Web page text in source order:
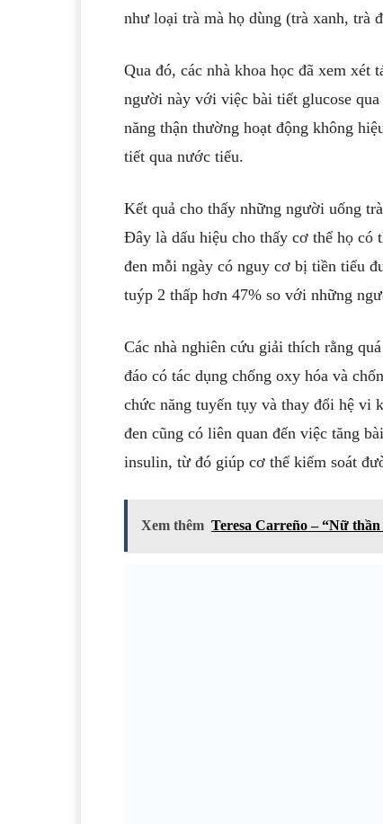
người này với việc bài tiết glucose
năng thận thường hoạt động không
Đây là dấu hiệu cho thấy cơ thể họ có
đen mỗi ngày có nguy cơ bị tiền tiểu
tuýp 2 thấp hơn 47% so với những
đáo có tác dụng chống oxy hóa và
chức năng tuyến tụy và thay đổi hệ vi
đen cũng có liên quan đến việc tăng
insulin, từ đó giúp cơ thể kiểm soát
Xem thêm Teresa Carreño – “Nữ